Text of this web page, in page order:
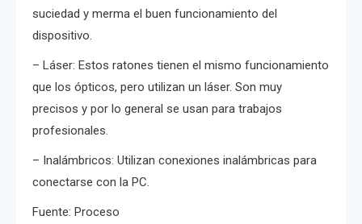
suciedad y merma el buen funcionamiento del
dispositivo.
– Láser: Estos ratones tienen el mismo funcionamiento
que los ópticos, pero utilizan un láser. Son muy
precisos y por lo general se usan para trabajos
profesionales.
– Inalámbricos: Utilizan conexiones inalámbricas para
conectarse con la PC.
Fuente: Proceso